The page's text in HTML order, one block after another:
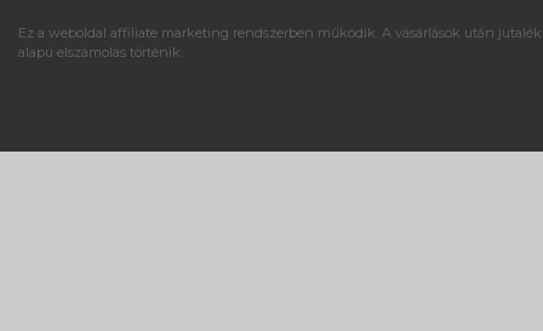
Ez a weboldal affiliate marketing rendszerben működik. A vásárlások után jutalék
alapú elszámolás történik.